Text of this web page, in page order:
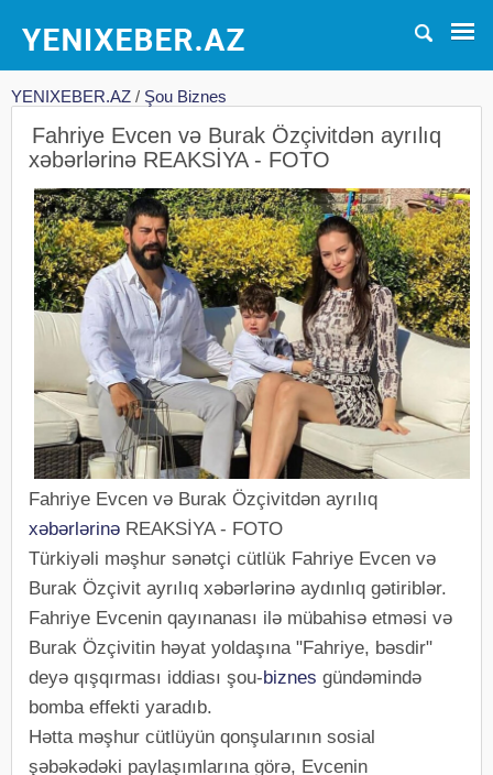
YENIXEBER.AZ / Şou Biznes
Fahriye Evcen və Burak Özçivitdən ayrılıq
xəbərlərinə REAKSİYA - FOTO
Fahriye Evcen və Burak Özçivitdən ayrılıq
xəbərlərinə REAKSİYA - FOTO
Türkiyəli məşhur sənətçi cütlük Fahriye Evcen və
Burak Özçivit ayrılıq xəbərlərinə aydınlıq gətiriblər.
Fahriye Evcenin qayınanası ilə mübahisə etməsi və
Burak Özçivitin həyat yoldaşına "Fahriye, bəsdir"
deyə qışqırması iddiası şou-biznes gündəmində
bomba effekti yaradıb.
Hətta məşhur cütlüyün qonşularının sosial
şəbəkədəki paylaşımlarına görə, Evcenin